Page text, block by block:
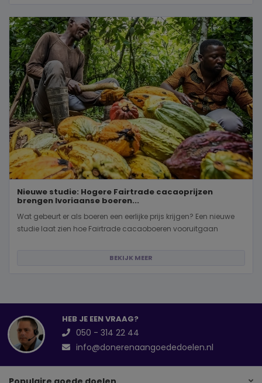
Nieuwe studie: Hogere Fairtrade cacaoprijzen
brengen Ivoriaanse boeren...
Wat gebeurt er als boeren een eerlijke prijs krijgen? Een nieuwe
studie laat zien hoe Fairtrade cacaoboeren vooruitgaan
BEKIJK MEER
HEB JE EEN VRAAG?
050 - 314 22 44
info@donerenaangoededoelen.nl